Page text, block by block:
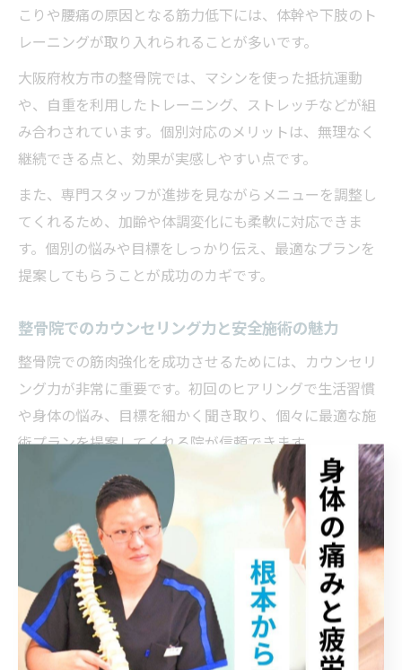
こりや腰痛の原因となる筋力低下には、体幹や下肢のト
レーニングが取り入れられることが多いです。
大阪府枚方市の整骨院では、マシンを使った抵抗運動
や、自重を利用したトレーニング、ストレッチなどが組
み合わされています。個別対応のメリットは、無理なく
継続できる点と、効果が実感しやすい点です。
また、専門スタッフが進捗を見ながらメニューを調整し
てくれるため、加齢や体調変化にも柔軟に対応できま
す。個別の悩みや目標をしっかり伝え、最適なプランを
提案してもらうことが成功のカギです。
整骨院でのカウンセリング力と安全施術の魅力
整骨院での筋肉強化を成功させるためには、カウンセリ
ング力が非常に重要です。初回のヒアリングで生活習慣
や身体の悩み、目標を細かく聞き取り、個々に最適な施
術プランを提案してくれる院が信頼できます。
大阪府枚方市の整骨院では、国家資格者による丁寧な説
明と安全な施術を重視している院が多く、無理な施術や
痛みを伴うトレーニングは避けられています。患者の声
に耳を傾け、疑問や不安にしっかり対応してくれる点が
大きな魅力です。
安全性を重視した施術は、長期的な筋力強化や健康維持
にもつながります。特に高齢者やリハビリ目的の方にも